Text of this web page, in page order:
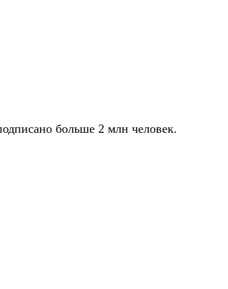
больше 2 млн человек.